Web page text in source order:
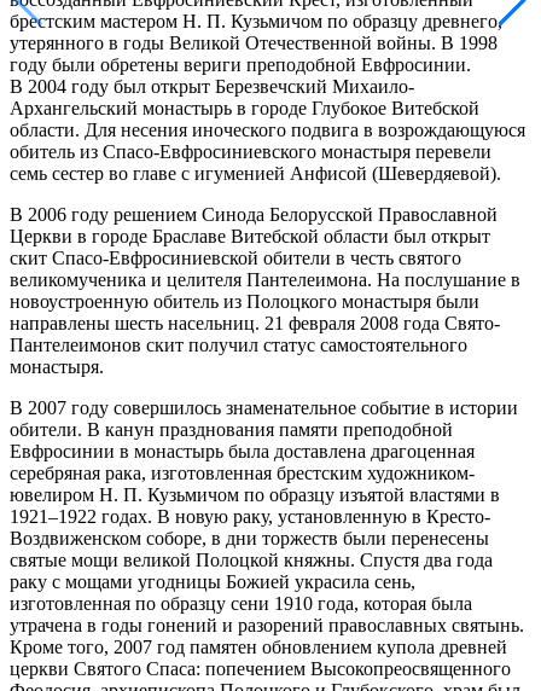
брестским мастером Н. П. Кузьмичом по образцу древнего,
утерянного в годы Великой Отечественной войны. В 1998
году были обретены вериги преподобной Евфросинии.
В 2004 году был открыт Березвечский Михаило-
Архангельский монастырь в городе Глубокое Витебской
области. Для несения иноческого подвига в возрождающуюся
обитель из Спасо-Евфросиниевского монастыря перевели
семь сестер во главе с игуменией Анфисой (Шевердяевой).
В 2006 году решением Синода Белорусской Православной
Церкви в городе Браславе Витебской области был открыт
скит Спасо-Евфросиниевской обители в честь святого
великомученика и целителя Пантелеимона. На послушание в
новоустроенную обитель из Полоцкого монастыря были
направлены шесть насельниц. 21 февраля 2008 года Свято-
Пантелеимонов скит получил статус самостоятельного
монастыря.
В 2007 году совершилось знаменательное событие в истории
обители. В канун празднования памяти преподобной
Евфросинии в монастырь была доставлена драгоценная
серебряная рака, изготовленная брестским художником-
ювелиром Н. П. Кузьмичом по образцу изъятой властями в
1921–1922 годах. В новую раку, установленную в Кресто-
Воздвиженском соборе, в дни торжеств были перенесены
святые мощи великой Полоцкой княжны. Спустя два года
раку с мощами угодницы Божией украсила сень,
изготовленная по образцу сени 1910 года, которая была
утрачена в годы гонений и разорений православных святынь.
Кроме того, 2007 год памятен обновлением купола древней
церкви Святого Спаса: попечением Высокопреосвященного